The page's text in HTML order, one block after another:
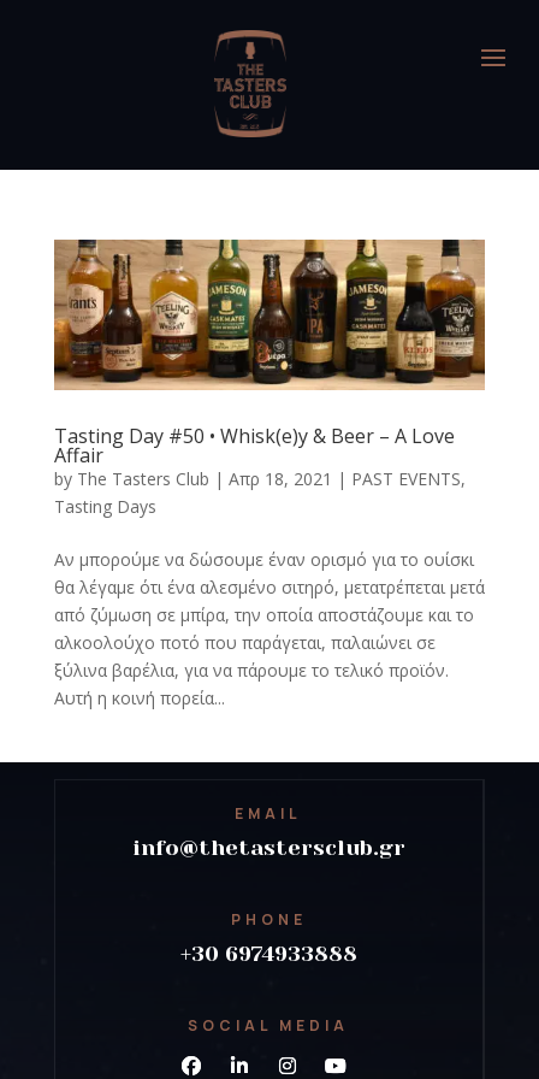
Tasting Day #50 • Whisk(e)y & Beer – A Love
Affair
by The Tasters Club | Απρ 18, 2021 | PAST EVENTS,
Tasting Days
Αν μπορούμε να δώσουμε έναν ορισμό για το ουίσκι
θα λέγαμε ότι ένα αλεσμένο σιτηρό, μετατρέπεται μετά
από ζύμωση σε μπίρα, την οποία αποστάζουμε και το
αλκοολούχο ποτό που παράγεται, παλαιώνει σε
ξύλινα βαρέλια, για να πάρουμε το τελικό προϊόν.
Αυτή η κοινή πορεία...
EMAIL
info@thetastersclub.gr
PHONE
+30 6974933888
SOCIAL MEDIA